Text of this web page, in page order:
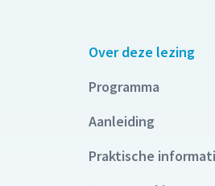
Over deze lezing
Programma
Aanleiding
Praktische